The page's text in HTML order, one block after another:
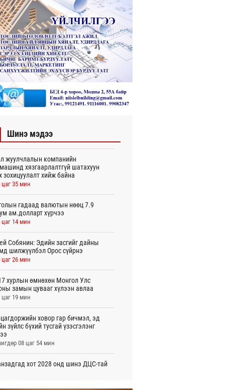
Шинэ мэдээ
жуулчлалын компанийн
хязгаарлалтгүй шатахуун
зохицуулалт хийж байна
цаг 35 мин
гадаад валютын нөөц 7.9
ам.долларт хүрчээ
цаг 14 мин
Собянин: Эдийн засгийг дайны
шилжүүлбэл Орос сүйрнэ
цаг 26 мин
хурлын өмнөхөн Монгол Улс
замын цувааг хүлээн авлаа
цаг 19 мин
ховор гар бичмэл, эд
зүйлс бүхий тусгай үзэсгэлэнг
08 цаг 54 мин
хот 2028 онд шинэ ДЦС-тай